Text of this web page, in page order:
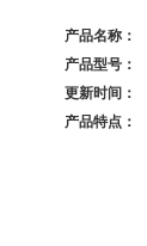
产品名称：
产品型号：
更新时间：
产品特点：